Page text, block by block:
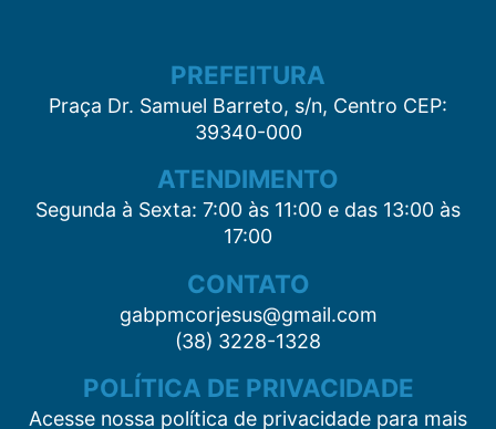
PREFEITURA
Praça Dr. Samuel Barreto, s/n, Centro CEP:
39340-000
ATENDIMENTO
Segunda à Sexta: 7:00 às 11:00 e das 13:00 às
17:00
CONTATO
gabpmcorjesus@gmail.com
(38) 3228-1328
POLÍTICA DE PRIVACIDADE
Acesse nossa política de privacidade para mais